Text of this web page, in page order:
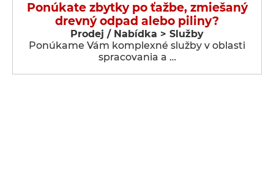
Ponúkate zbytky po ťažbe, zmiešaný
drevný odpad alebo piliny?
Prodej / Nabídka > Služby
Ponúkame Vám komplexné služby v oblasti
spracovania a …